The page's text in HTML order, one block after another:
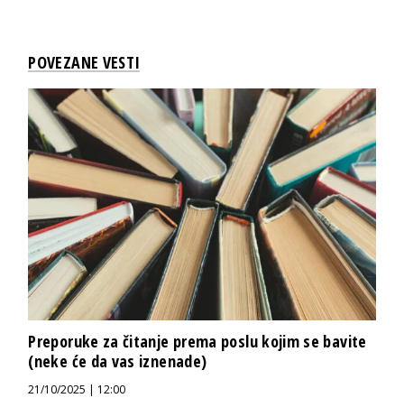
POVEZANE VESTI
Preporuke za čitanje prema poslu kojim se bavite
(neke će da vas iznenade)
21/10/2025 | 12:00